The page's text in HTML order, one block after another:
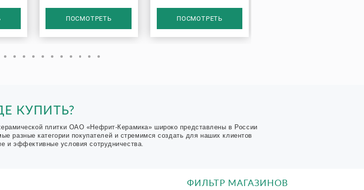
ПОСМОТРЕТЬ ПОСМОТРЕТЬ
КУПИТЬ?
плитки ОАО «Нефрит-Керамика» широко представлены в России
разные категории покупателей и стремимся создать для наших клиентов
и эффективные условия сотрудничества.
ФИЛЬТР МАГАЗИНОВ